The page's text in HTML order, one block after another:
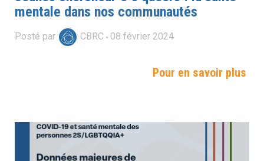
mentale dans nos communautés
Posté par CBRC 08 février 2024
Pour en savoir plus